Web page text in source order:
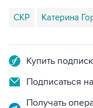
Подписаться
Получать